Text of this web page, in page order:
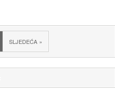
SLJEDEĆA